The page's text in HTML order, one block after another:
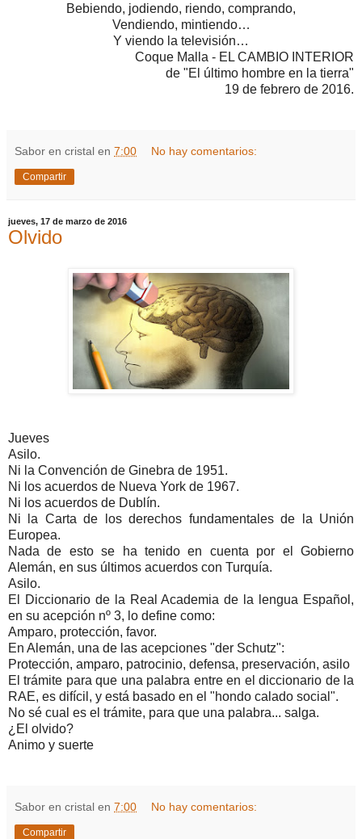
Bebiendo, jodiendo, riendo, comprando,
Vendiendo, mintiendo…
Y viendo la televisión…
Coque Malla - EL CAMBIO INTERIOR
de "El último hombre en la tierra"
19 de febrero de 2016.
Sabor en cristal en 7:00 No hay comentarios:
Compartir
jueves, 17 de marzo de 2016
Olvido
Jueves
Asilo.
Ni la Convención de Ginebra de 1951.
Ni los acuerdos de Nueva York de 1967.
Ni los acuerdos de Dublín.
Ni la Carta de los derechos fundamentales de la Unión
Europea.
Nada de esto se ha tenido en cuenta por el Gobierno
Alemán, en sus últimos acuerdos con Turquía.
Asilo.
El Diccionario de la Real Academia de la lengua Español,
en su acepción nº 3, lo define como:
Amparo, protección, favor.
En Alemán, una de las acepciones "der Schutz":
Protección, amparo, patrocinio, defensa, preservación, asilo
El trámite para que una palabra entre en el diccionario de la
RAE, es difícil, y está basado en el "hondo calado social".
No sé cual es el trámite, para que una palabra... salga.
¿El olvido?
Animo y suerte
Sabor en cristal en 7:00 No hay comentarios:
Compartir